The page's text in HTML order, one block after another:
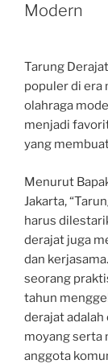
Modern
Tarung
populer di era
olahraga
menjadi
yang
Menurut
Jakarta,
harus
derajat juga
dan
seorang
tahun
derajat
moyang serta
anggota